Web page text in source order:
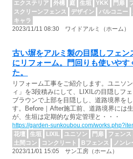
エクステリア 外構 庭 生垣 YKK 門扉
スクリーンフェンス
デザイン バルコニー
キャラ
2023/11/11 08:30 ワイドアルミ（ホーム）
古い塀をアルミ製の目隠しフェン
にリフォーム。門回りも使いやす
た。
リフォーム工事をご紹介します。ユニソ
ィ」を3段積みにして、LIXILの目隠しフ
ブラウンで上部を目隠しし、道路境界を
す。Before｜After施工前、道路境界には
が、生垣は定期的な剪定管理と・・・
https://garden-sunkoubou.com/
花壇
生垣 LIXIL ユニソン 門扉 フェンス
土間コン
コンクリート Bフェンス ノンレ
2023/11/01 15:05 サン工房（ホーム）